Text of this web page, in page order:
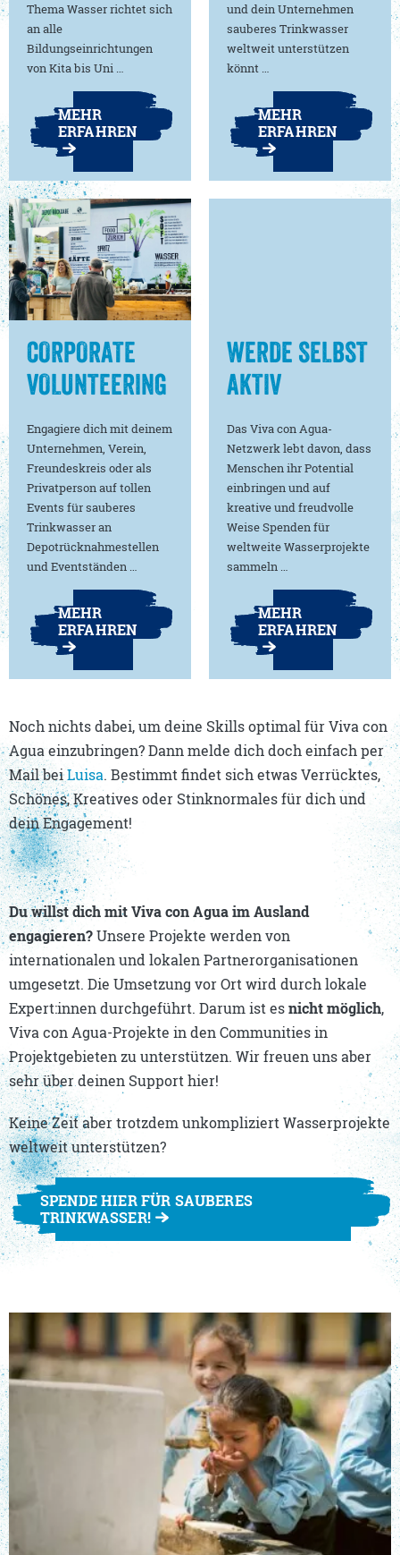
Thema Wasser richtet sich
an alle
Bildungseinrichtungen
von Kita bis Uni …
MEHR
ERFAHREN
und dein Unternehmen
sauberes Trinkwasser
weltweit unterstützen
könnt …
MEHR
ERFAHREN
CORPORATE
VOLUNTEERING
Engagiere dich mit deinem
Unternehmen, Verein,
Freundeskreis oder als
Privatperson auf tollen
Events für sauberes
Trinkwasser an
Depotrücknahmestellen
und Eventständen …
MEHR
ERFAHREN
WERDE SELBST
AKTIV
Das Viva con Agua-
Netzwerk lebt davon, dass
Menschen ihr Potential
einbringen und auf
kreative und freudvolle
Weise Spenden für
weltweite Wasserprojekte
sammeln …
MEHR
ERFAHREN
Noch nichts dabei, um deine Skills optimal für Viva con
Agua einzubringen? Dann melde dich doch einfach per
Mail beiLuisa. Bestimmt findet sich etwas Verrücktes,
Schönes, Kreatives oder Stinknormales für dich und
dein Engagement!
Du willst dich mit Viva con Agua im Ausland
engagieren?Unsere Projekte werden von
internationalen und lokalen Partnerorganisationen
umgesetzt. Die Umsetzung vor Ort wird durch lokale
Expert:innen durchgeführt. Darum ist esnicht möglich,
Viva con Agua-Projekte in den Communities in
Projektgebieten zu unterstützen. Wir freuen uns aber
sehr über deinen Support hier!
Keine Zeit aber trotzdem unkompliziert Wasserprojekte
weltweit unterstützen?
SPENDE HIER FÜR SAUBERES
TRINKWASSER!